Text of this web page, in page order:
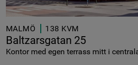
MALMÖ 138 KVM
Baltzarsgatan 25
Kontor med egen terrass mitt i